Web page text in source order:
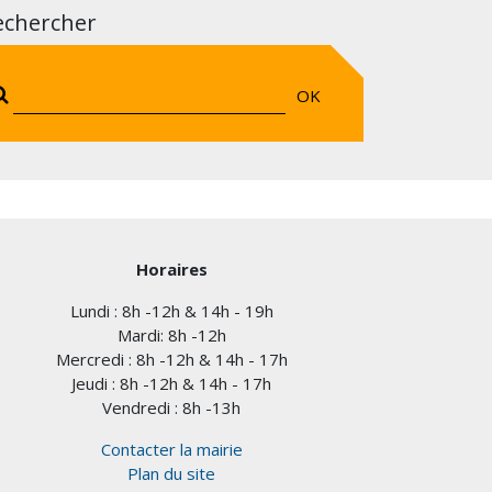
OK
Horaires
Lundi : 8h -12h & 14h - 19h
Mardi: 8h -12h
Mercredi : 8h -12h & 14h - 17h
Jeudi : 8h -12h & 14h - 17h
Vendredi : 8h -13h
Contacter la mairie
Plan du site